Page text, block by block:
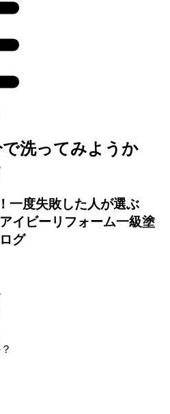
洗ってみようか
一度失敗した人が選ぶ
イビーリフォーム一級塗
グ